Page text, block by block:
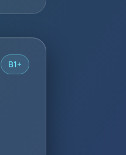
B1+